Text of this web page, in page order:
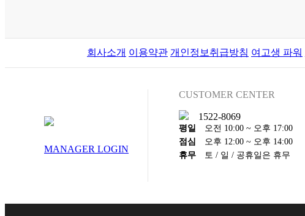
회사소개 이용약관 개인정보취급방침 여고생 파워
MANAGER LOGIN
CUSTOMER CENTER
1522-8069
평일
오전 10:00 ~ 오후 17:00
점심
오후 12:00 ~ 오후 14:00
휴무 토 / 일 / 공휴일은 휴무